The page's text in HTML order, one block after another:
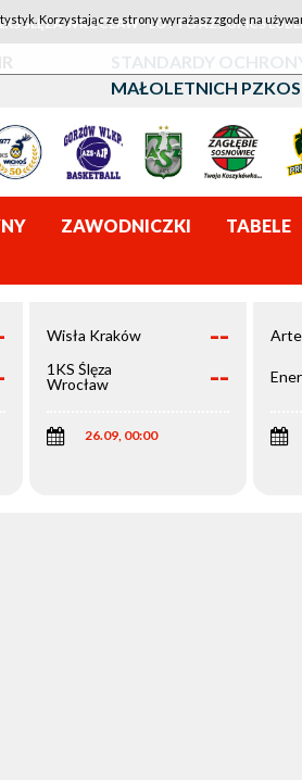
ŚLĘZA WROCŁAW - LOTTO AZS UMCS
STANDARDY
MAŁOLETNICH
ZAWODNICZKI TABELE
Wisła Kraków --
1KS Ślęza
Wrocław
--
26.09, 00:00
Korzystając ze strony wyrażasz zgodę na